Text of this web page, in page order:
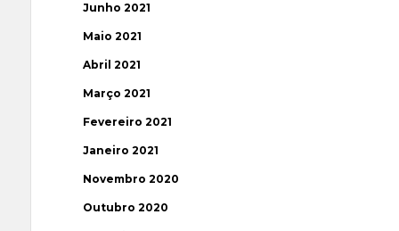
Junho 2021
Maio 2021
Abril 2021
Março 2021
Fevereiro 2021
Janeiro 2021
Novembro 2020
Outubro 2020